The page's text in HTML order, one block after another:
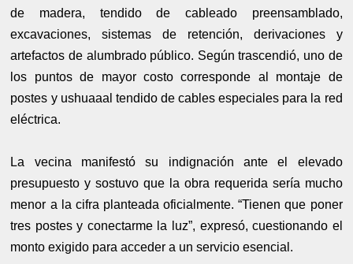
de madera, tendido de cableado preensamblado,
excavaciones, sistemas de retención, derivaciones y
artefactos de alumbrado público. Según trascendió, uno de
los puntos de mayor costo corresponde al montaje de
postes y ushuaaal tendido de cables especiales para la red
eléctrica.
La vecina manifestó su indignación ante el elevado
presupuesto y sostuvo que la obra requerida sería mucho
menor a la cifra planteada oficialmente. “Tienen que poner
tres postes y conectarme la luz”, expresó, cuestionando el
monto exigido para acceder a un servicio esencial.